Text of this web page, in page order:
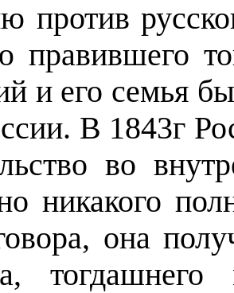
против
правившего
и его семья
В 1843г
во
никакого
она